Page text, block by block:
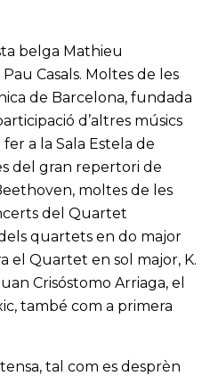
belga Mathieu
Casals. Moltes de les
de Barcelona, fundada
d’altres músics
a la Sala Estela de
del gran repertori de
moltes de les
del Quartet
quartets en do major
el Quartet en sol major, K.
Crisóstomo Arriaga, el
també com a primera
tal com es desprèn